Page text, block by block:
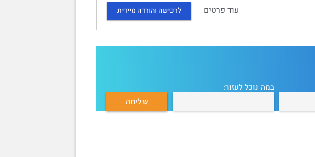
עוד פרטים לרכישה והורדה מיידית
במה נוכל לעזור: